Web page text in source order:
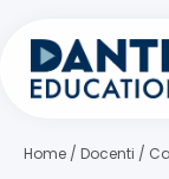
contingut
Home / Docenti /